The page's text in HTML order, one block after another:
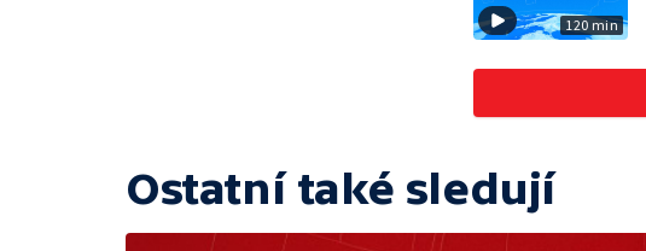
120 min
Ostatní také sledují